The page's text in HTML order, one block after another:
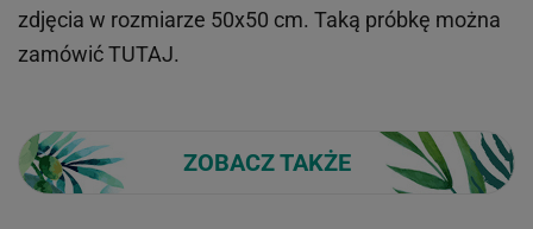
zdjęcia w rozmiarze 50x50 cm. Taką próbkę można
zamówićTUTAJ.
ZOBACZ TAKŻE